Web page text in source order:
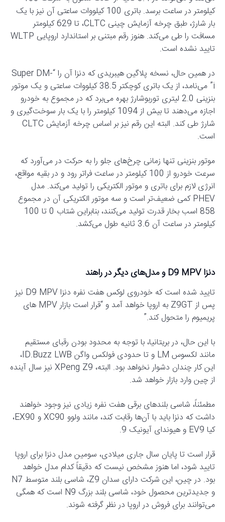
کیلومتر در ساعت برسد. باتری 100 کیلووات ساعتی آن نیز با یک
بار شارژ، طبق چرخه آزمایش چینی CLTC، تا 629 کیلومتر
مسافت را طی می‌کند. هنوز رقم مبتنی بر استاندارد اروپایی WLTP
تایید نشده است.
در همین حال، نسخه پلاگین هیبریدی که دنزا آن را “Super DM-
i” می‌نامد، از یک باتری کوچکتر 38.5 کیلووات ساعتی و یک موتور
بنزینی 2.0 لیتری توربوشارژ بهره می‌برد که در مجموع به خودرو
اجازه می‌دهند تا بیش از 1094 کیلومتر را با یک بار سوخت‌گیری و
شارژ طی کند. البته این رقم نیز بر اساس چرخه آزمایش CLTC
است.
موتور بنزینی تنها زمانی چرخ‌های جلو را به حرکت در می‌آورد که
سرعت خودرو از 100 کیلومتر در ساعت فراتر رود و در بقیه مواقع،
انرژی لازم برای باتری و موتور الکتریکی را تولید می‌کند. مدل
PHEV کمی ضعیف‌تر است و سه موتور الکتریکی آن در مجموع
858 اسب بخار قدرت تولید می‌کنند، بنابراین شتاب 0 تا 100
کیلومتر در ساعت آن 3.6 ثانیه طول می‌کشد.
دنزا D9 MPV و مدل‌های دیگر در راهند
تایید شده است که خودروی لوکس هفت نفره دنزا D9 MPV نیز
پس از Z9GT به اروپا خواهد آمد و “قرار است بازار MPV های
پریمیوم را متحول کند.”
با این حال، در بریتانیا، با توجه به محدود بودن رقبای مستقیم
مانند لکسوس LM و تا حدودی فولکس واگن ID.Buzz LWB،
این کار چندان دشوار نخواهد بود. البته، XPeng Z9 نیز سال آینده
از چین وارد بازار خواهد شد.
مطمئناً، شاسی بلندهای برقی هفت نفره زیادی نیز وجود خواهند
داشت که دنزا باید با آن‌ها رقابت کند، مانند ولوو XC90 و EX90،
کیا EV9 و هیوندای آیونیک 9.
قرار است تا پایان سال جاری میلادی، سومین مدل دنزا برای اروپا
تایید شود، اما هنوز مشخص نیست که دقیقاً کدام مدل خواهد
بود. در چین، این شرکت دارای سدان Z9، شاسی بلند متوسط N7
و جدیدترین محصول خود، شاسی بلند بزرگ N9 است که همگی
می‌توانند برای فروش در اروپا در نظر گرفته شوند.